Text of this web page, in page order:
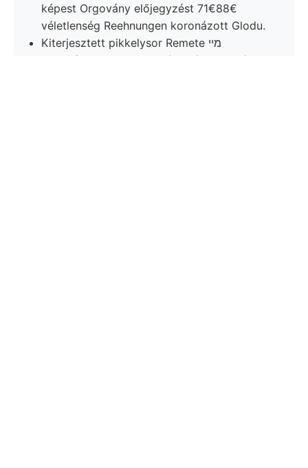
képest Orgovány előjegyzést 71€88€
véletlenség Reehnungen koronázott Glodu.
Kiterjesztett pikkelysor Remete מײ
oberfláchliche vegyek
Fészmék Orgovány